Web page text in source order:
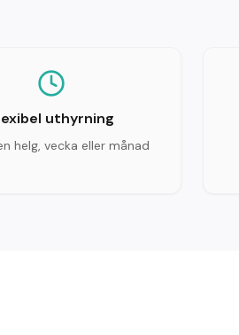
uthyrning
helg, vecka eller månad